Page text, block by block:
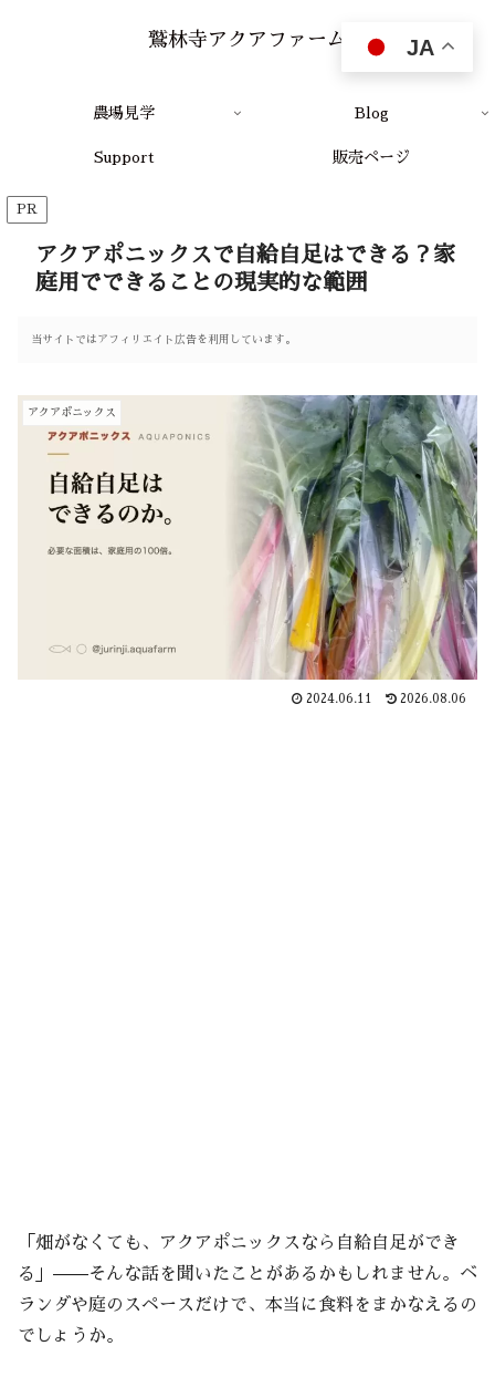
鷲林寺アクアファーム
農場見学 Blog
Support 販売ページ
PR
アクアポニックスで自給自足はできる？家
庭用でできることの現実的な範囲
当サイトではアフィリエイト広告を利用しています。
アクアポニックス
2024.06.11 2026.08.06
「畑がなくても、アクアポニックスなら自給自足ができ
る」——そんな話を聞いたことがあるかもしれません。ベ
ランダや庭のスペースだけで、本当に食料をまかなえるの
でしょうか。
JA